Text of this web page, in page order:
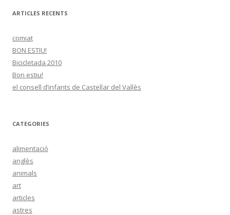
ARTICLES RECENTS
comiat
BON ESTIU!
Bicicletada 2010
Bon estiu!
el consell d’infants de Castellar del Vallès
CATEGORIES
alimentació
anglès
animals
art
articles
astres